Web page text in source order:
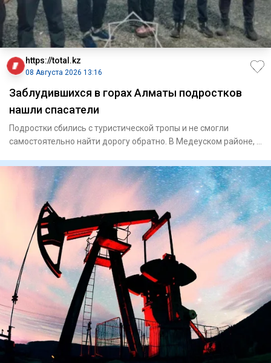
https://total.kz
08 Августа 2026 13:16
Заблудившихся в горах Алматы подростков
нашли спасатели
Подростки сбились с туристической тропы и не смогли
самостоятельно найти дорогу обратно. В Медеуском районе, в